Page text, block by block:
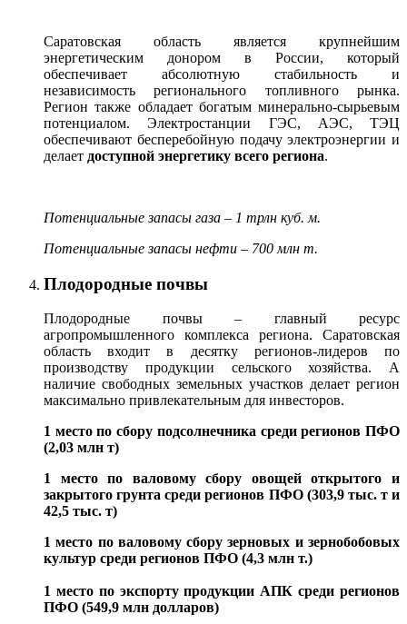
Саратовская область является крупнейшим
энергетическим донором в России, который
обеспечивает абсолютную стабильность и
независимость регионального топливного рынка.
Регион также обладает богатым минерально-сырьевым
потенциалом. Электростанции ГЭС, АЭС, ТЭЦ
обеспечивают бесперебойную подачу электроэнергии и
делает доступной энергетику всего региона.
Потенциальные запасы газа – 1 трлн куб. м.
Потенциальные запасы нефти – 700 млн т.
Плодородные почвы
Плодородные почвы – главный ресурс
агропромышленного комплекса региона. Саратовская
область входит в десятку регионов-лидеров по
производству продукции сельского хозяйства. А
наличие свободных земельных участков делает регион
максимально привлекательным для инвесторов.
1 место по сбору подсолнечника среди регионов ПФО
(2,03 млн т)
1 место по валовому сбору овощей открытого и
закрытого грунта среди регионов ПФО (303,9 тыс. т и
42,5 тыс. т)
1 место по валовому сбору зерновых и зернобобовых
культур среди регионов ПФО (4,3 млн т.)
1 место по экспорту продукции АПК среди регионов
ПФО (549,9 млн долларов)